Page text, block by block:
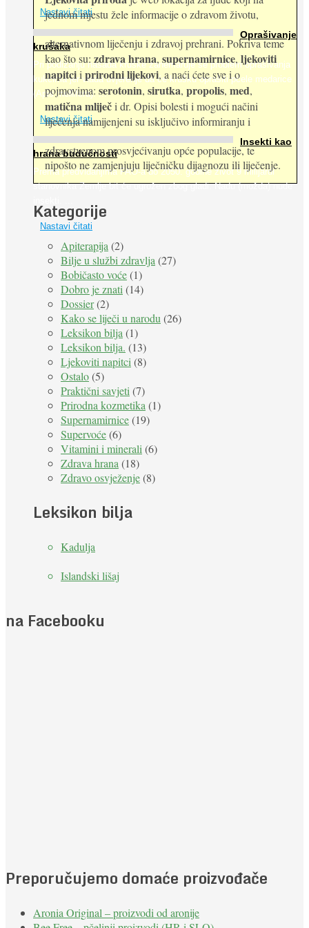
Nastavi čitati
Oprašivanje
krušaka
Pri podizanju nasada kruške zanemaruje se problem oprašivanja
kukcima jer vlada uvjerenje da će krušku oprašiti pčele medarice
(Apis mellifera). ...
Nastavi čitati
Insekti kao
hrana budućnosti
Prema predviđanjima FAO-a do 2050. godine život 9 milijardi
stanovnika Zemlje bit će ugrožen zbog gladi. Nadu (možda) nude
Nastavi čitati
jednom mjestu žele informacije o zdravom životu,
alternativnom liječenju i zdravoj prehrani. Pokriva teme
kao što su: zdrava hrana, supernamirnice, ljekoviti
napitciiprirodni lijekovi, a naći ćete sve i o
pojmovima: serotonin, sirutka, propolis, med,
matična mliječi dr. Opisi bolesti i mogući načini
liječenja namijenjeni su isključivo informiranju i
zdravstvenom prosvjećivanju opće populacije, te
nipošto ne zamjenjuju liječničku dijagnozu ili liječenje.
Kategorije
Apiterapija(2)
Bilje u službi zdravlja(27)
Bobičasto voće(1)
Dobro je znati(14)
Dossier(2)
Kako se liječi u narodu(26)
Leksikon bilja(1)
Leksikon bilja. (13)
Ljekoviti napitci(8)
Ostalo(5)
Praktični savjeti(7)
Prirodna kozmetika(1)
Supernamirnice(19)
Supervoće(6)
Vitamini i minerali(6)
Zdrava hrana(18)
Zdravo osvježenje(8)
Leksikon bilja
Kadulja
Islandski lišaj
na Facebooku
Preporučujemo domaće proizvođače
Aronia Original – proizvodi od aronije